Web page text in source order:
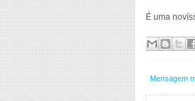
É uma
Mensagem